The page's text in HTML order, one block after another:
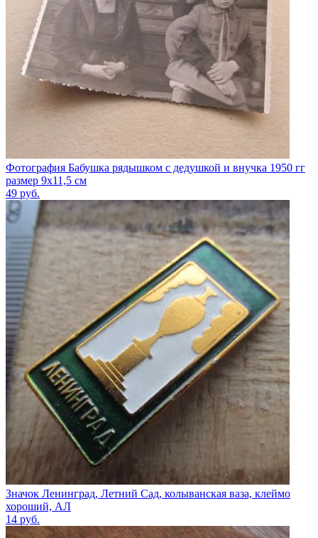
Фотография Бабушка рядышком с дедушкой и внучка 1950 гг
размер 9х11,5 см
49 руб.
Значок Ленинград, Летний Сад, колыванская ваза, клеймо
хороший, АЛ
14 руб.